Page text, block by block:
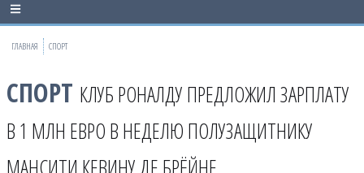
ГЛАВНАЯ СПОРТ
СПОРТ КЛУБ РОНАЛДУ ПРЕДЛОЖИЛ ЗАРПЛАТУ
В 1 МЛН ЕВРО В НЕДЕЛЮ ПОЛУЗАЩИТНИКУ